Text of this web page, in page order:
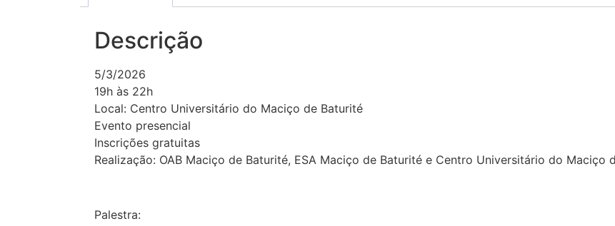
Descrição
5/3/2026
19h às 22h
Local: Centro Universitário do Maciço de Baturité
Evento presencial
Inscrições gratuitas
Realização: OAB Maciço de Baturité, ESA Maciço de Baturité e Centro Universitário do Maciço
Palestra: